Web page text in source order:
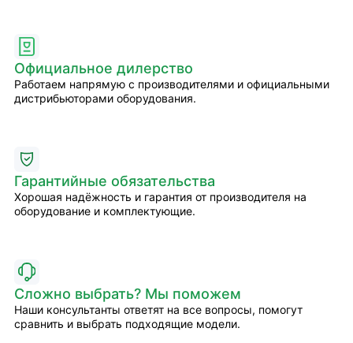
Официальное дилерство
Работаем напрямую с производителями и официальными
дистрибьюторами оборудования.
Гарантийные обязательства
Хорошая надёжность и гарантия от производителя на
оборудование и комплектующие.
Сложно выбрать? Мы поможем
Наши консультанты ответят на все вопросы, помогут
сравнить и выбрать подходящие модели.